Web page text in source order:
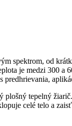
spektrom, od
je medzi 300 a
predhrievania,
tepelný
celé telo a